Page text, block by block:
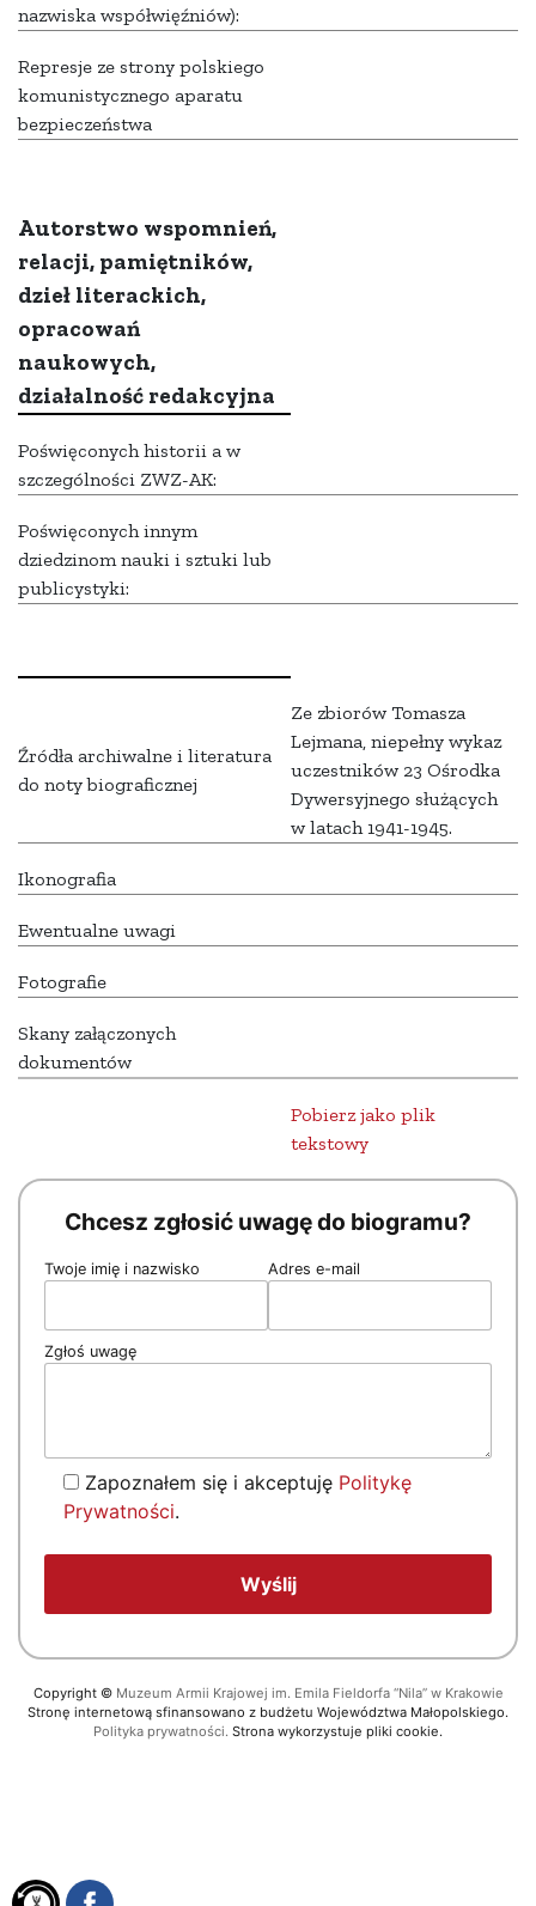
nazwiska współwięźniów):
Represje ze strony polskiego
komunistycznego aparatu
bezpieczeństwa
Autorstwo wspomnień,
relacji, pamiętników,
dzieł literackich,
opracowań
naukowych,
działalność redakcyjna
Poświęconych historii a w
szczególności ZWZ-AK:
Poświęconych innym
dziedzinom nauki i sztuki lub
publicystyki:
Źródła archiwalne i literatura
do noty biograficznej
Ze zbiorów Tomasza
Lejmana, niepełny wykaz
uczestników 23 Ośrodka
Dywersyjnego służących
w latach 1941-1945.
Ikonografia
Ewentualne uwagi
Fotografie
Skany załączonych
dokumentów
Pobierz jako plik
tekstowy
Chcesz zgłosić uwagę do biogramu?
Twoje imię i nazwisko Adres e-mail
Zgłoś uwagę
Zapoznałem się i akceptuję Politykę
Prywatności.
Copyright © Muzeum Armii Krajowej im. Emila Fieldorfa “Nila” w Krakowie
Stronę internetową sfinansowano z budżetu Województwa Małopolskiego.
Polityka prywatności. Strona wykorzystuje pliki cookie.